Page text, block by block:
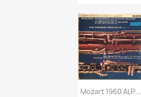
Mozart 1960 ALP 1768 Concertos In B Flat...